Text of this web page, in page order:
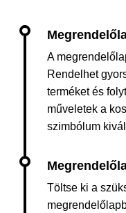
A
Rendelhet
terméket és
műveletek a
szimbólum
Töltse ki a